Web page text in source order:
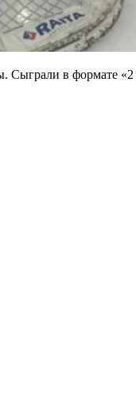
в формате